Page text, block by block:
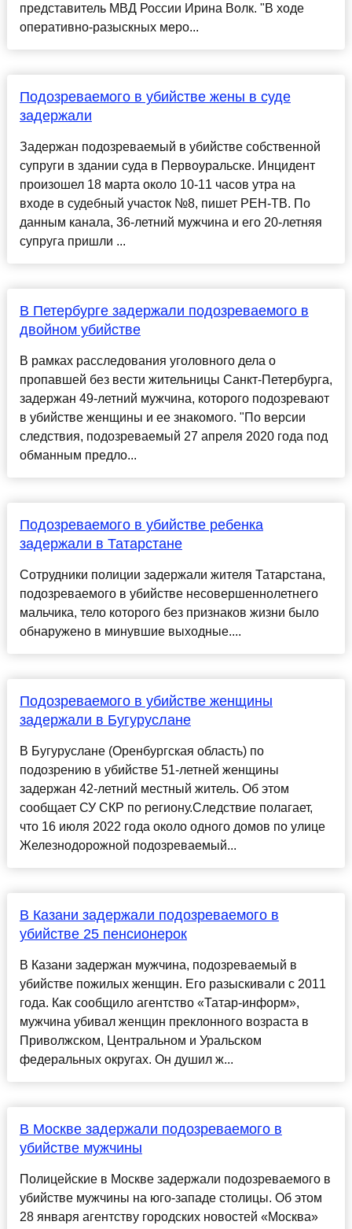
представитель МВД России Ирина Волк. "В ходе
оперативно-разыскных меро...
Подозреваемого в убийстве жены в суде
задержали
Задержан подозреваемый в убийстве собственной
супруги в здании суда в Первоуральске. Инцидент
произошел 18 марта около 10-11 часов утра на
входе в судебный участок №8, пишет РЕН-ТВ. По
данным канала, 36-летний мужчина и его 20-летняя
супруга пришли ...
В Петербурге задержали подозреваемого в
двойном убийстве
В рамках расследования уголовного дела о
пропавшей без вести жительницы Санкт-Петербурга,
задержан 49-летний мужчина, которого подозревают
в убийстве женщины и ее знакомого. "По версии
следствия, подозреваемый 27 апреля 2020 года под
обманным предло...
Подозреваемого в убийстве ребенка
задержали в Татарстане
Сотрудники полиции задержали жителя Татарстана,
подозреваемого в убийстве несовершеннолетнего
мальчика, тело которого без признаков жизни было
обнаружено в минувшие выходные....
Подозреваемого в убийстве женщины
задержали в Бугуруслане
В Бугуруслане (Оренбургская область) по
подозрению в убийстве 51-летней женщины
задержан 42-летний местный житель. Об этом
сообщает СУ СКР по региону.Следствие полагает,
что 16 июля 2022 года около одного домов по улице
Железнодорожной подозреваемый...
В Казани задержали подозреваемого в
убийстве 25 пенсионерок
В Казани задержан мужчина, подозреваемый в
убийстве пожилых женщин. Его разыскивали с 2011
года. Как сообщило агентство «Татар-информ»,
мужчина убивал женщин преклонного возраста в
Приволжском, Центральном и Уральском
федеральных округах. Он душил ж...
В Москве задержали подозреваемого в
убийстве мужчины
Полицейские в Москве задержали подозреваемого в
убийстве мужчины на юго-западе столицы. Об этом
28 января агентству городских новостей «Москва»